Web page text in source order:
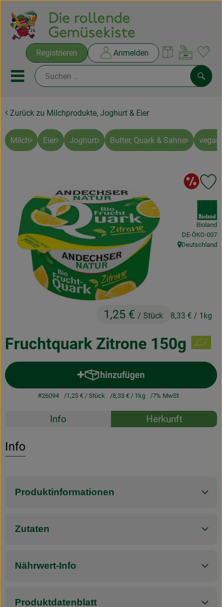
Registrieren Anmelden
Mobiles Menu öffnen oder
Ökokisten
Rezepte
Ökokisten
Obst & Gemüse
Frisches
Naturkost
Lieferservice
Geschäftskunden
Zurück zu Milchprodukte, Joghurt & Eier
Milch Eier Joghurt Butter, Quark & Sahne
Fruchtquark Zitrone 150g
1,25 € / Stück 8,33 € / 1kg
Bioland
, Kontrollstelle:
DE-ÖKO-007
, Herkunft:
Deutschland
hinzufügen
Produkt zum Warenkorb
#26094 1,25 € / Stück 8,33 € / 1kg 7% MwSt
Rezepte
Info Herkunft
Info
Produktinformationen
Zutaten
Nährwert-Info
Produktdatenblatt